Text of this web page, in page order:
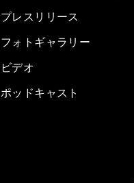
プレスリリース
フォトギャラリー
ビデオ
ポッドキャスト